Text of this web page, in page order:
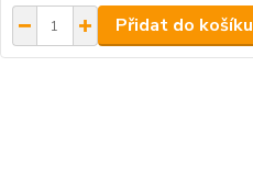
Přidat do košíku